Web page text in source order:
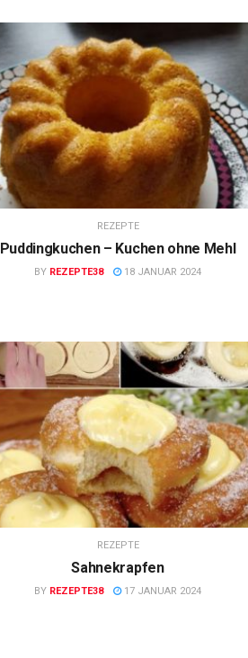
REZEPTE
Puddingkuchen – Kuchen ohne Mehl
BY REZEPTE38 18 JANUAR 2024
REZEPTE
Sahnekrapfen
BY REZEPTE38 17 JANUAR 2024